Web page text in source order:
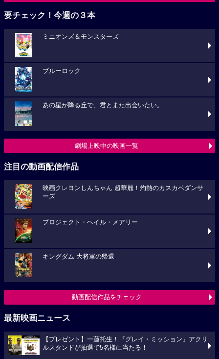
要チェック！今週の３本
ミニオンズ＆モンスターズ
ブルーロック
あの星が降る丘で、君とまた出会いたい。
劇場上映中の映画一覧
注目の動画配信作品
映画クレヨンしんちゃん 超華麗！灼熱のカスカベダンサ
ーズ
プロジェクト・ヘイル・メアリー
キングダム 大将軍の帰還
動画配信作品をチェック
最新映画ニュース
【プレゼント】一蓮托生！『グレイ・ミッション』アクリ
ルスタンドが抽選で5名様に当たる！